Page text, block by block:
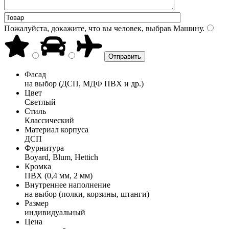
Пожалуйста, докажите, что вы человек, выбрав Машину.
Фасад
на выбор (ДСП, МДФ ПВХ и др.)
Цвет
Светлый
Стиль
Классический
Материал корпуса
ДСП
Фурнитура
Boyard, Blum, Hettich
Кромка
ПВХ (0,4 мм, 2 мм)
Внутреннее наполнение
на выбор (полки, корзины, штанги)
Размер
индивидуальный
Цена